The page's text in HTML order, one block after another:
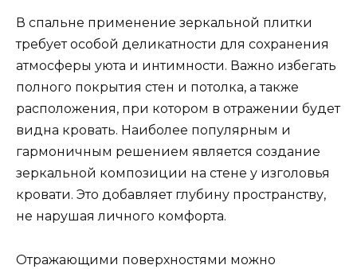
В спальне применение зеркальной плитки
требует особой деликатности для сохранения
атмосферы уюта и интимности. Важно избегать
полного покрытия стен и потолка, а также
расположения, при котором в отражении будет
видна кровать. Наиболее популярным и
гармоничным решением является создание
зеркальной композиции на стене у изголовья
кровати. Это добавляет глубину пространству,
не нарушая личного комфорта.
Отражающими поверхностями можно